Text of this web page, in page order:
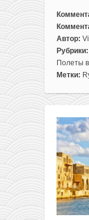
к
записи
Прямые
рейсы
Майорку,
Мальту
и
Родос
всего
от
32€
в
Автор:
Рубрики:
Полеты
Метки: